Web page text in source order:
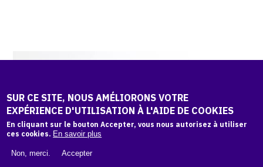
SUR CE SITE, NOUS AMÉLIORONS VOTRE
EXPÉRIENCE D'UTILISATION À L'AIDE DE COOKIES
En cliquant sur le bouton Accepter, vous nous autorisez à utiliser
ces cookies. En savoir plus
Non, merci. Accepter